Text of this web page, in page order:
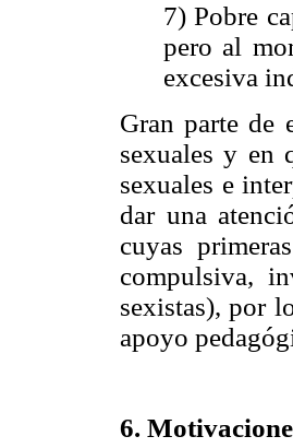
7) Pobre
pero al
excesiva
Gran parte de
sexuales y en
sexuales e
dar una
cuyas
compulsiva,
sexistas), por
apoyo
6.